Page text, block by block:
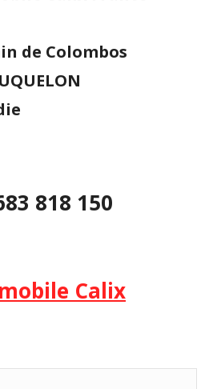
de Colombos
818 150
Calix